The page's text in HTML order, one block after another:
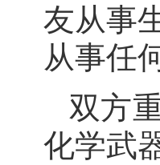
友从事
从事任
双方
化学武